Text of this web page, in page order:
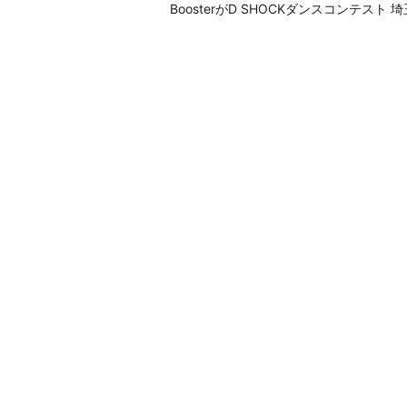
BoosterがD SHOCKダンスコンテスト 埼